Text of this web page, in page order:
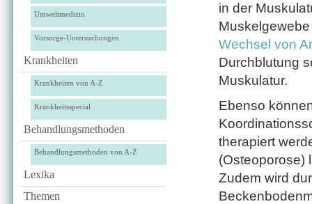
Umweltmedizin
Vorsorge-Untersuchungen
Krankheiten
Krankheiten von A-Z
Krankheitsspecial
Behandlungsmethoden
Behandlungsmethoden von A-Z
Lexika
Themen
in der
Wech­sel von
Durchblutung
Muskulatur.
Ebenso
therapiert
(Osteoporose)
Zudem wird